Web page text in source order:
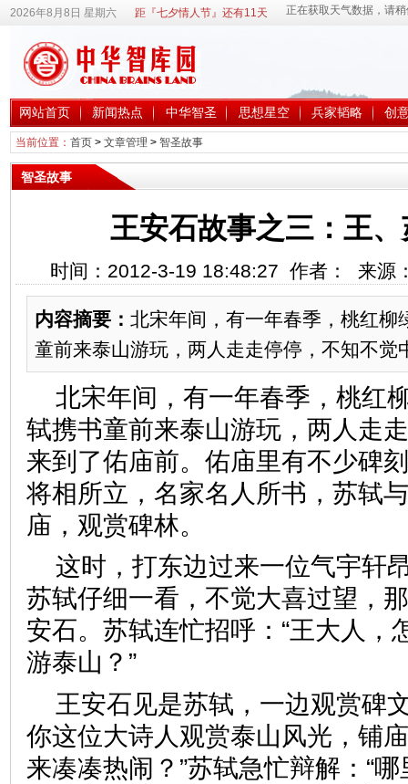
2026年8月8日 星期六 距『七夕情人节』还有11天
网站首页 新闻热点 中华智圣 思想星空 兵家韬略 创
当前位置： 首页> 文章管理 > 智圣故事
智圣故事
王安石故事之三：王
时间：2012-3-19 18:48:27 作者： 来源
内容摘要： 北宋年间，有一年春季，桃红柳
童前来泰山游玩，两人走走停停，不知不觉
北宋年间，有一年春季，桃红
轼携书童前来泰山游玩，两人走
来到了佑庙前。佑庙里有不少碑
将相所立，名家名人所书，苏轼
庙，观赏碑林。
这时，打东边过来一位气宇轩
苏轼仔细一看，不觉大喜过望，
安石。苏轼连忙招呼：“王大人，
游泰山？”
王安石见是苏轼，一边观赏碑
你这位大诗人观赏泰山风光，铺
来凑凑热闹？”苏轼急忙辩解：“